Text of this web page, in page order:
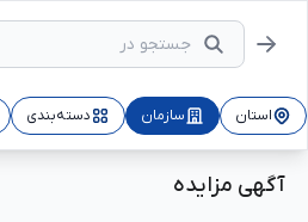
استان سازمان دسته‌بندی
آگهی مزایده